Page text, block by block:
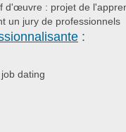
d'œuvre : projet de
un jury de professionnels
:
dating